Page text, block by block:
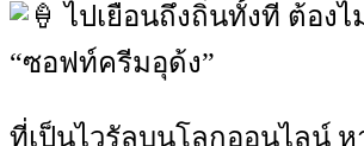
ไปเยือนถึงถิ่นทั้งที ต้องไ
“ซอฟท์ครีมอุด้ง”
ที่เป็นไวรัลบนโลกออนไลน์